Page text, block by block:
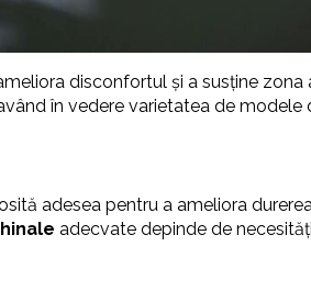
disconfortul și a susține
în vedere varietatea de modele
adesea pentru a ameliora
adecvate depinde de